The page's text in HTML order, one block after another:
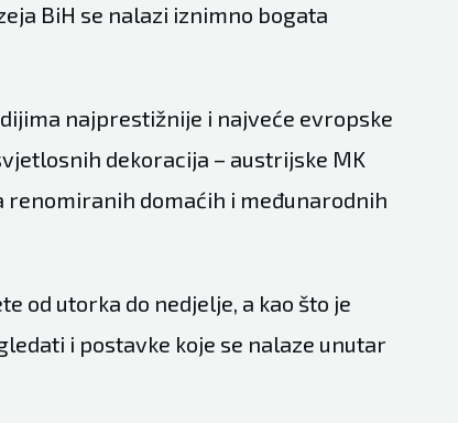
BiH se nalazi iznimno bogata
najprestižnije i najveće evropske
dekoracija – austrijske MK
domaćih i međunarodnih
od utorka do nedjelje, a kao što je
i postavke koje se nalaze unutar